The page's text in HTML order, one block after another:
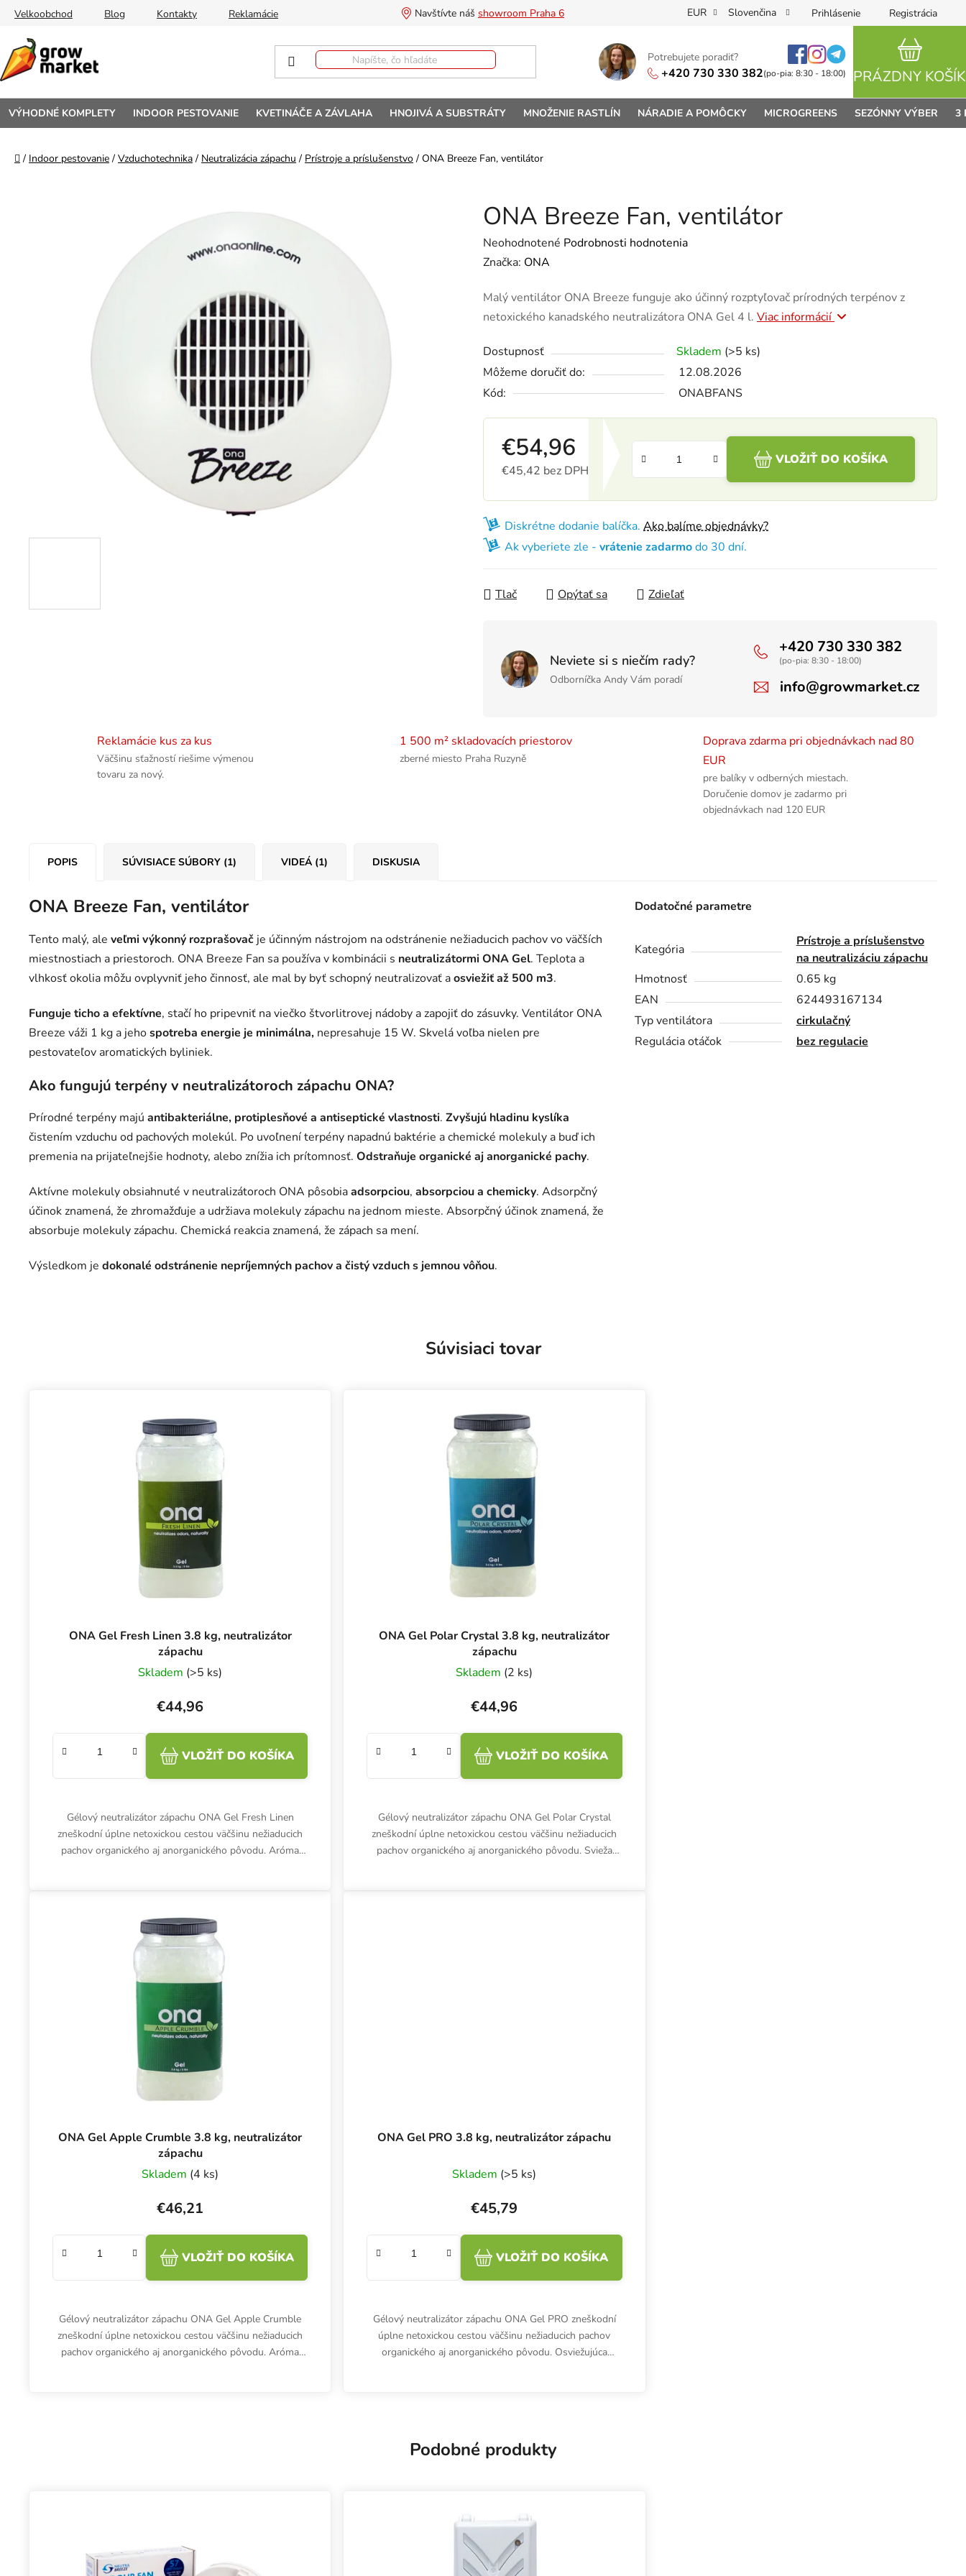
Prejsť na obsah
Velkoobchod Blog Kontakty Reklamácie Navštívte náš showroom Praha 6 EUR Slovenčina Prihlásenie Registrácia
Potrebujete poradiť?
+420 730 330 382(po-pia: 8:30 - 18:00) PRÁZDNY KOŠÍK
VÝHODNÉ KOMPLETY INDOOR PESTOVANIE KVETINÁČE A ZÁVLAHA HNOJIVÁ A SUBSTRÁTY MNOŽENIE RASTLÍN NÁRADIE A POMÔCKY MICROGREENS SEZÓNNY VÝBER 3
Domov
/ Indoor pestovanie / Vzduchotechnika / Neutralizácia zápachu / Prístroje a príslušenstvo / ONA Breeze Fan, ventilátor
ONA Breeze Fan, ventilátor
Priemerné hodnotenie produktu je 0,0 z 5 hviezdičiek.
Neohodnotené Podrobnosti hodnotenia
Značka: ONA
Malý ventilátor ONA Breeze funguje ako účinný rozptyľovač prírodných terpénov z
netoxického kanadského neutralizátora ONA Gel 4 l. Viac informácií
Dostupnosť Skladem (>5 ks)
Môžeme doručiť do:
12.08.2026
Kód:
ONABFANS
€54,96
€45,42 bez DPH
VLOŽIŤ DO KOŠÍKA
Diskrétne dodanie balíčka. Ako balíme objednávky?
Ak vyberiete zle - vrátenie zadarmodo 30 dní.
Tlač Opýtať sa Zdieľať
Neviete si s niečím rady?
Odborníčka Andy Vám poradí
+420 730 330 382
(po-pia: 8:30 - 18:00)
info@growmarket.cz
Reklamácie kus za kus
Väčšinu sťažností riešime výmenou
tovaru za nový.
1 500 m² skladovacích priestorov
zberné miesto Praha Ruzyně
Doprava zdarma pri objednávkach nad 80
EUR
pre balíky v odberných miestach.
Doručenie domov je zadarmo pri
objednávkach nad 120 EUR
POPIS SÚVISIACE SÚBORY (1) VIDEÁ (1) DISKUSIA
ONA Breeze Fan, ventilátor
Tento malý, ale veľmi výkonný rozprašovač je účinným nástrojom na odstránenie nežiaducich pachov vo väčších
miestnostiach a priestoroch. ONA Breeze Fan sa používa v kombinácii s neutralizátormi ONA Gel. Teplota a
vlhkosť okolia môžu ovplyvniť jeho činnosť, ale mal by byť schopný neutralizovať aosviežiť až 500 m3.
Funguje ticho a efektívne, stačí ho pripevniť na viečko štvorlitrovej nádoby a zapojiť do zásuvky. Ventilátor ONA
Breeze váži 1 kg a jehospotreba energie je minimálna, nepresahuje 15 W. Skvelá voľba nielen pre
pestovateľov aromatických byliniek.
Ako fungujú terpény v neutralizátoroch zápachu ONA?
Prírodné terpény majú antibakteriálne, protiplesňové a antiseptické vlastnosti. Zvyšujú hladinu kyslíka
čistením vzduchu od pachových molekúl. Po uvoľnení terpény napadnú baktérie a chemické molekuly a buď ich
premenia na prijateľnejšie hodnoty, alebo znížia ich prítomnosť. Odstraňuje organické aj anorganické pachy.
Aktívne molekuly obsiahnuté v neutralizátoroch ONA pôsobiaadsorpciou, absorpciou a chemicky. Adsorpčný
účinok znamená, že zhromažďuje a udržiava molekuly zápachu na jednom mieste. Absorpčný účinok znamená, že
absorbuje molekuly zápachu. Chemická reakcia znamená, že zápach sa mení.
Výsledkom je dokonalé odstránenie nepríjemných pachov a čistý vzduch s jemnou vôňou.
Dodatočné parametre
Kategória
Prístroje a príslušenstvo
na neutralizáciu zápachu
Hmotnosť
0.65 kg
EAN
624493167134
Typ ventilátora
cirkulačný
Regulácia otáčok
bez regulacie
Súvisiaci tovar
ONA Gel Fresh Linen 3.8 kg, neutralizátor
zápachu
Skladem (>5 ks)
€44,96
VLOŽIŤ DO KOŠÍKA
Gélový neutralizátor zápachu ONA Gel Fresh Linen
zneškodní úplne netoxickou cestou väčšinu nežiaducich
pachov organického aj anorganického pôvodu. Aróma
ONA Gel Polar Crystal 3.8 kg, neutralizátor
zápachu
Skladem (2 ks)
€44,96
VLOŽIŤ DO KOŠÍKA
Gélový neutralizátor zápachu ONA Gel Polar Crystal
zneškodní úplne netoxickou cestou väčšinu nežiaducich
pachov organického aj anorganického pôvodu. Svieža
ONA Gel Apple Crumble 3.8 kg, neutralizátor
zápachu
Skladem (4 ks)
€46,21
VLOŽIŤ DO KOŠÍKA
Gélový neutralizátor zápachu ONA Gel Apple Crumble
zneškodní úplne netoxickou cestou väčšinu nežiaducich
pachov organického aj anorganického pôvodu. Aróma
ONA Gel PRO 3.8 kg, neutralizátor zápachu
Skladem (>5 ks)
€45,79
VLOŽIŤ DO KOŠÍKA
Gélový neutralizátor zápachu ONA Gel PRO zneškodní
úplne netoxickou cestou väčšinu nežiaducich pachov
organického aj anorganického pôvodu. Osviežujúca
Podobné produkty